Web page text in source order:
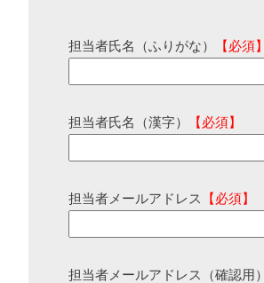
担当者氏名（ふりがな） 【必須】
担当者氏名（漢字） 【必須】
担当者メールアドレス 【必須】
担当者メールアドレス（確認用）